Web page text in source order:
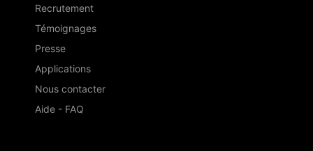
Recrutement
Témoignages
Presse
Applications
Nous contacter
Aide - FAQ